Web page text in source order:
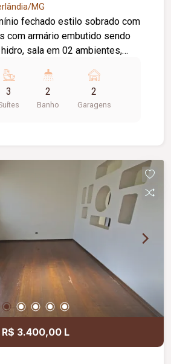
MG
fechado estilo sobrado com
com armário embutido sendo
sala em 02 ambientes,
lavanderia com armário,
com churrasqueira, piscina
banheiro externo, 02 vagas de
3 2
Banho
2
Garagens
R$ 3.400,00 L